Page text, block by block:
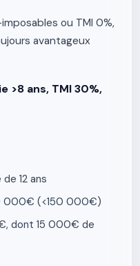
ou TMI 0%,
avantageux
>8 ans, TMI 30%,
12 ans
000€ (<150 000€)
dont 15 000€ de